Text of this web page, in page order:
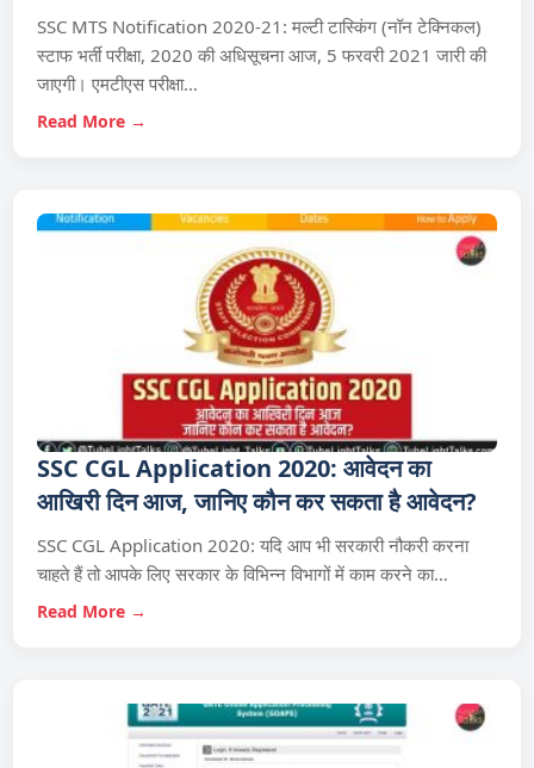
SSC MTS Notification 2020-21: मल्टी टास्किंग (नॉन टेक्निकल)
स्टाफ भर्ती परीक्षा, 2020 की अधिसूचना आज, 5 फरवरी 2021 जारी की
जाएगी। एमटीएस परीक्षा…
Read More →
SSC CGL Application 2020: आवेदन का
आखिरी दिन आज, जानिए कौन कर सकता है आवेदन?
SSC CGL Application 2020: यदि आप भी सरकारी नौकरी करना
चाहते हैं तो आपके लिए सरकार के विभिन्न विभागों में काम करने का…
Read More →